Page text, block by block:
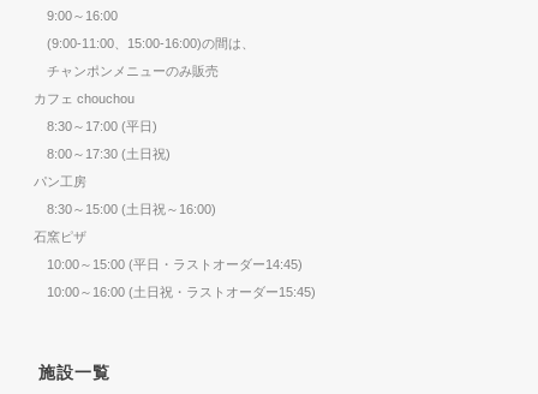
9:00～16:00
(9:00-11:00、15:00-16:00)の間は、
チャンポンメニューのみ販売
カフェ chouchou
8:30～17:00 (平日)
8:00～17:30 (土日祝)
パン工房
8:30～15:00 (土日祝～16:00)
石窯ピザ
10:00～15:00 (平日・ラストオーダー14:45)
10:00～16:00 (土日祝・ラストオーダー15:45)
施設一覧